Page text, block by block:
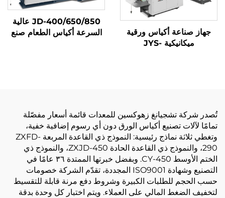
جهاز صناعة أكياس ورقية
ميكانيكية JYS-
JD-400/650/850 عالية
السرعة أكياس الطعام صنع
تُصدر شركة تشجيانغ زهوكسين للمعدات قائمة أسعار مفصّلة
تمامًا لآلات تصنيع أكياس الورق دون أي رسوم إضافية خفية،
وتغطي ثلاثة نماذج رئيسية: النموذج ذي القاعدة المربعة ZXFD-
290، والنموذج ذي القاعدة الحادة ZXJD-450، والنموذج ذي
الختم الأوسط CY-450. وبفضل خبرتها الممتدة ٣٦ عامًا في
التصنيع وشهادة ISO9001 المجددة، تقدّم الشركة خصومات
حسب الحجم للطلبات الكبيرة وشروط دفع مرنة قابلة للتقسيط
لتخفيف الضغط المالي على العملاء. ويتم اختبار كل وحدة بدقة